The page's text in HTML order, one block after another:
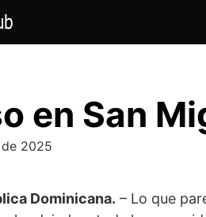
en San
2025
Dominicana. – Lo que